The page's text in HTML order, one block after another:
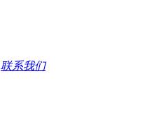
联系我们